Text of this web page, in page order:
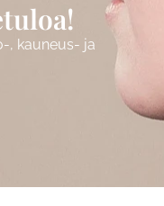
, kauneus- ja